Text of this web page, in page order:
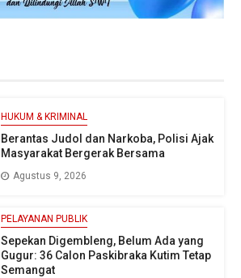
HUKUM & KRIMINAL
Berantas Judol dan Narkoba, Polisi Ajak
Masyarakat Bergerak Bersama
Agustus 9, 2026
PELAYANAN PUBLIK
Sepekan Digembleng, Belum Ada yang
Gugur: 36 Calon Paskibraka Kutim Tetap
Semangat